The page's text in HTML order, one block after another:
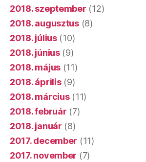
2018. szeptember (12)
2018. augusztus(8)
2018. július(10)
2018. június(9)
2018. május (11)
2018. április(9)
2018. március(11)
2018. február (7)
2018. január (8)
2017. december (11)
2017. november (7)